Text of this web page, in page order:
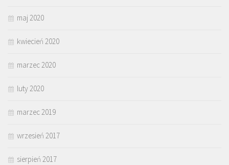
maj 2020
kwiecień 2020
marzec 2020
luty 2020
marzec 2019
wrzesień 2017
sierpień 2017